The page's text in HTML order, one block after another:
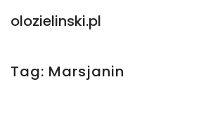
olozielinski.pl
Tag: Marsjanin